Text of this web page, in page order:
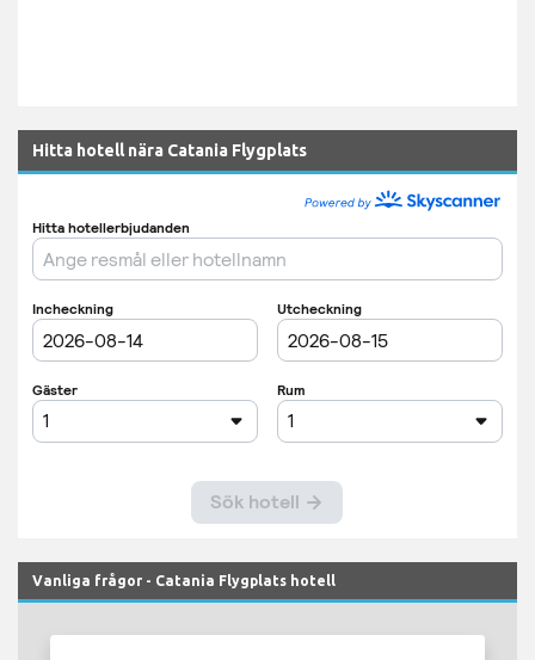
Hitta hotell nära Catania Flygplats
Vanliga frågor - Catania Flygplats hotell